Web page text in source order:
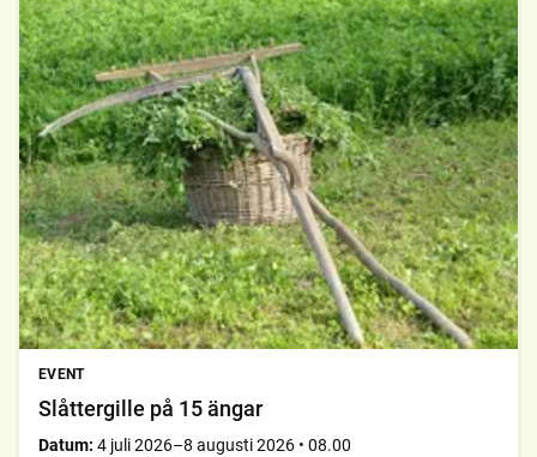
EVENT
Slåttergille på 15 ängar
Datum: 4 juli 2026–8 augusti 2026 • 08.00